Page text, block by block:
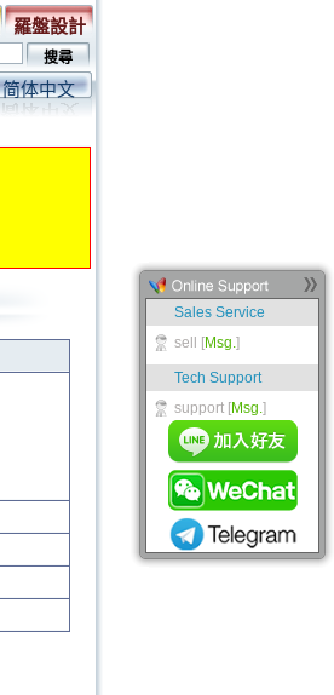
羅盤設計
简体中文